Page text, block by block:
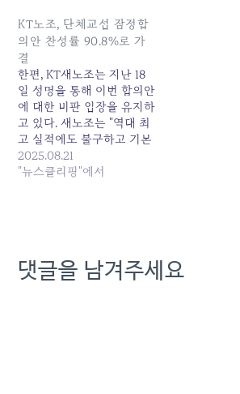
다. KT는 부동산 개발 이익
반영, 작년 대규모 구조조정
으로 인한 인건비 절감 등에
힘입어 2025년 2/4분기 사
상최고의 영업이익을 올렸
으며, 김영섭 대표는 올…
KT노조, 단체교섭 잠정합
의안 찬성률 90.8%로 가
결
한편, KT새노조는 지난 18
일 성명을 통해 이번 합의안
에 대한 비판 입장을 유지하
고 있다. 새노조는 "역대 최
고 실적에도 불구하고 기본
급 3% 인상, 일시금 300만
원 지급이라는 초라한 성적
2025.08.21
"뉴스클리핑"에서
댓글을 남겨주세요